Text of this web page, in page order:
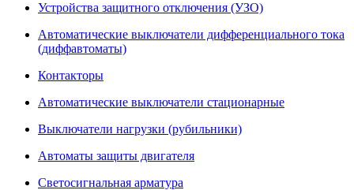
Устройства защитного отключения (УЗО)
Автоматические выключатели дифференциального тока
(диффавтоматы)
Контакторы
Автоматические выключатели стационарные
Выключатели нагрузки (рубильники)
Автоматы защиты двигателя
Светосигнальная арматура